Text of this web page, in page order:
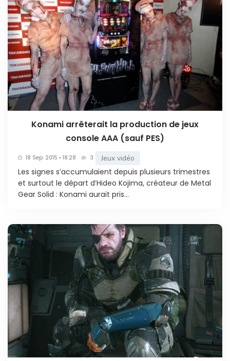
Konami arrêterait la production de jeux
console AAA (sauf PES)
18 Sep. 2015 • 18:28 3 Jeux vidéo
Les signes s’accumulaient depuis plusieurs trimestres
et surtout le départ d’Hideo Kojima, créateur de Metal
Gear Solid : Konami aurait pris...